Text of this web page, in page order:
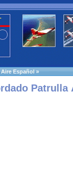
Español »
Patrulla